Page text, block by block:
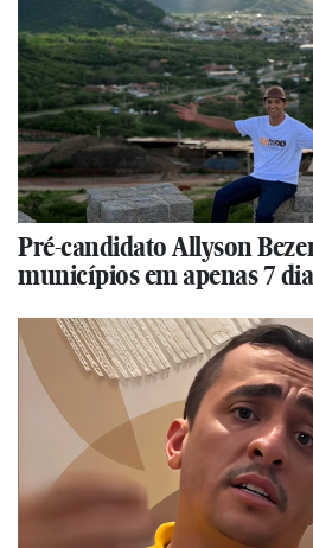
Pré-candidato Allyson
municípios em apenas 7